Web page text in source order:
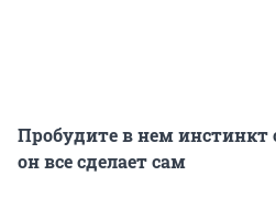
Пробудите в нем инстинкт
он все сделает сам